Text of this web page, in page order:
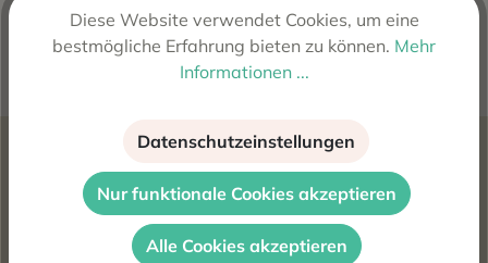
Kostenloser Versand ab 99€
Zahlungsarten
Banküberweisung | Vorkasse
Diese Website verwendet Cookies, um eine
bestmögliche Erfahrung bieten zu können. Mehr
Informationen ...
Datenschutzeinstellungen
Nur funktionale Cookies akzeptieren
Alle Cookies akzeptieren